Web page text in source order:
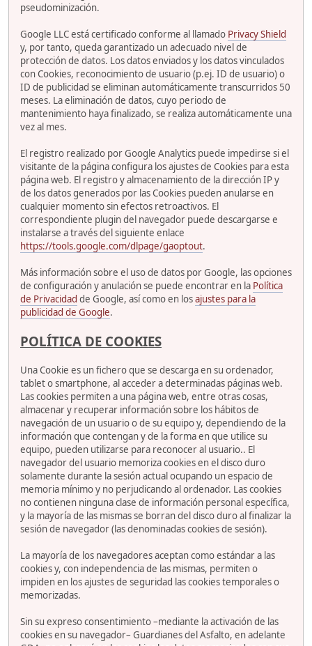
pseudominización.
Google LLC está certificado conforme al llamado Privacy Shield
y, por tanto, queda garantizado un adecuado nivel de
protección de datos. Los datos enviados y los datos vinculados
con Cookies, reconocimiento de usuario (p.ej. ID de usuario) o
ID de publicidad se eliminan automáticamente transcurridos 50
meses. La eliminación de datos, cuyo periodo de
mantenimiento haya finalizado, se realiza automáticamente una
vez al mes.
El registro realizado por Google Analytics puede impedirse si el
visitante de la página configura los ajustes de Cookies para esta
página web. El registro y almacenamiento de la dirección IP y
de los datos generados por las Cookies pueden anularse en
cualquier momento sin efectos retroactivos. El
correspondiente plugin del navegador puede descargarse e
instalarse a través del siguiente enlace
https://tools.google.com/dlpage/gaoptout.
Más información sobre el uso de datos por Google, las opciones
de configuración y anulación se puede encontrar en la Política
de Privacidad de Google, así como en losajustes para la
publicidad de Google.
POLÍTICA DE COOKIES
Una Cookie es un fichero que se descarga en su ordenador,
tablet o smartphone, al acceder a determinadas páginas web.
Las cookies permiten a una página web, entre otras cosas,
almacenar y recuperar información sobre los hábitos de
navegación de un usuario o de su equipo y, dependiendo de la
información que contengan y de la forma en que utilice su
equipo, pueden utilizarse para reconocer al usuario.. El
navegador del usuario memoriza cookies en el disco duro
solamente durante la sesión actual ocupando un espacio de
memoria mínimo y no perjudicando al ordenador. Las cookies
no contienen ninguna clase de información personal específica,
y la mayoría de las mismas se borran del disco duro al finalizar la
sesión de navegador (las denominadas cookies de sesión).
La mayoría de los navegadores aceptan como estándar a las
cookies y, con independencia de las mismas, permiten o
impiden en los ajustes de seguridad las cookies temporales o
memorizadas.
Sin su expreso consentimiento –mediante la activación de las
cookies en su navegador– Guardianes del Asfalto, en adelante